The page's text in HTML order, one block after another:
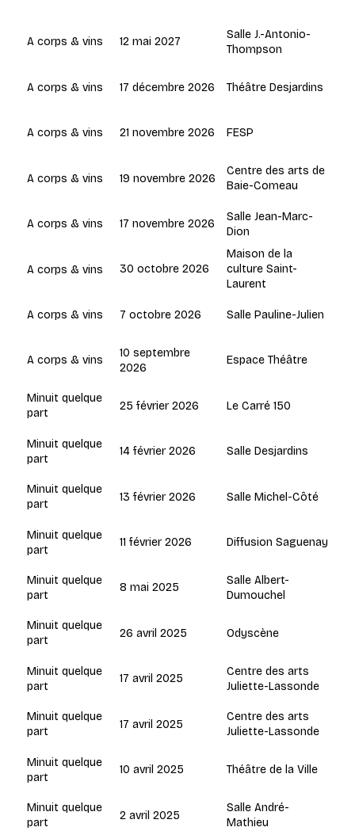
A corps & vins 12 mai 2027
Salle J.-Antonio-
Thompson
A corps & vins 17 décembre 2026 Théâtre Desjardins
A corps & vins 21 novembre 2026 FESP
A corps & vins 19 novembre 2026
Centre des arts de
Baie-Comeau
A corps & vins 17 novembre 2026
Salle Jean-Marc-
Dion
A corps & vins 30 octobre 2026
Maison de la
culture Saint-
Laurent
A corps & vins 7 octobre 2026 Salle Pauline-Julien
A corps & vins
10 septembre
2026
Espace Théâtre
Minuit quelque
part
25 février 2026 Le Carré 150
Minuit quelque
part
14 février 2026 Salle Desjardins
Minuit quelque
part
13 février 2026 Salle Michel-Côté
Minuit quelque
part
11 février 2026 Diffusion Saguenay
Minuit quelque
part
8 mai 2025
Salle Albert-
Dumouchel
Minuit quelque
part
26 avril 2025 Odyscène
Minuit quelque
part
17 avril 2025
Centre des arts
Juliette-Lassonde
Minuit quelque
part
17 avril 2025
Centre des arts
Juliette-Lassonde
Minuit quelque
part
10 avril 2025 Théâtre de la Ville
Minuit quelque
part
2 avril 2025
Salle André-
Mathieu